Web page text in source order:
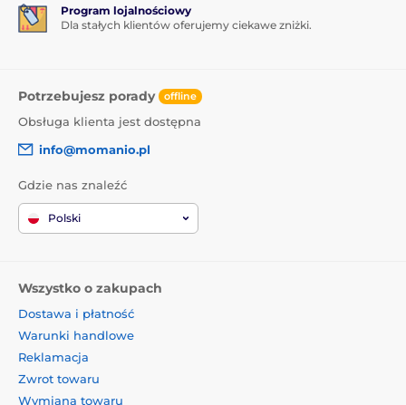
Program lojalnościowy
Dla stałych klientów oferujemy ciekawe zniżki.
Potrzebujesz porady offline
Obsługa klienta jest dostępna
info@momanio.pl
Gdzie nas znaleźć
Polski
Wszystko o zakupach
Dostawa i płatność
Warunki handlowe
Reklamacja
Zwrot towaru
Wymiana towaru